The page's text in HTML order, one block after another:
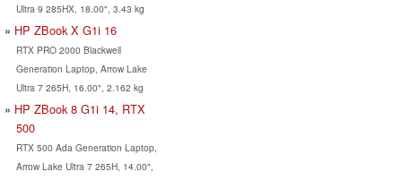
Ultra 9 285HX, 18.00", 3.43 kg
HP ZBook X G1i 16
RTX PRO 2000 Blackwell
Generation Laptop, Arrow Lake
Ultra 7 265H, 16.00", 2.162 kg
HP ZBook 8 G1i 14, RTX
500
RTX 500 Ada Generation Laptop,
Arrow Lake Ultra 7 265H, 14.00",